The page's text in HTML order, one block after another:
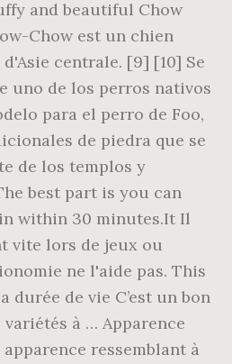
and beautiful Chow
Chow est un chien
centrale. [9] [10] Se
uno de los perros nativos
para el perro de Foo,
de piedra que se
de los templos y
best part is you can
within 30 minutes.It Il
vite lors de jeux ou
ne l'aide pas. This
durée de vie C’est un bon
à … Apparence
ressemblant à